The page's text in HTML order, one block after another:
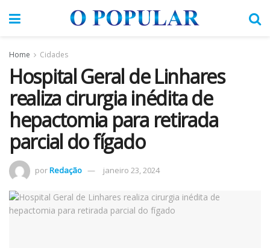
Home Cidades
Hospital Geral de Linhares
realiza cirurgia inédita de
hepactomia para retirada
parcial do fígado
porRedação janeiro 23, 2024